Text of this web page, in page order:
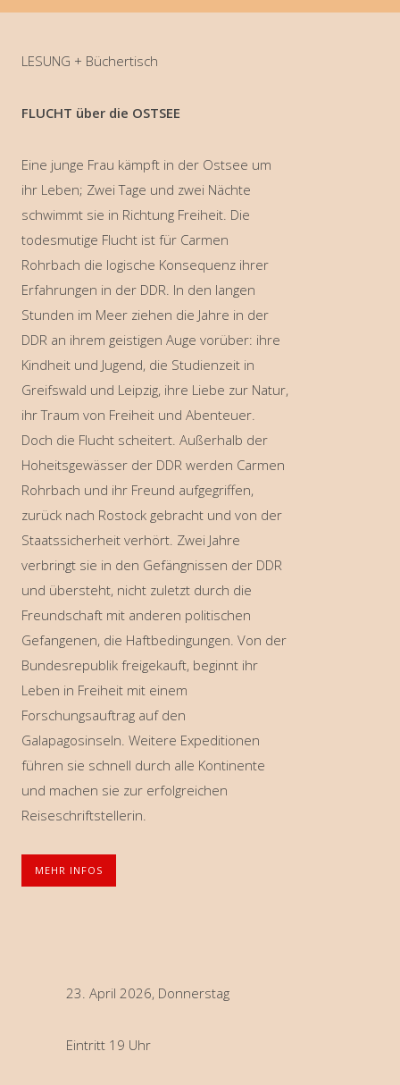
LESUNG + Büchertisch
FLUCHT über die OSTSEE
Eine junge Frau kämpft in der Ostsee um
ihr Leben; Zwei Tage und zwei Nächte
schwimmt sie in Richtung Freiheit. Die
todesmutige Flucht ist für Carmen
Rohrbach die logische Konsequenz ihrer
Erfahrungen in der DDR. In den langen
Stunden im Meer ziehen die Jahre in der
DDR an ihrem geistigen Auge vorüber: ihre
Kindheit und Jugend, die Studienzeit in
Greifswald und Leipzig, ihre Liebe zur Natur,
ihr Traum von Freiheit und Abenteuer.
Doch die Flucht scheitert. Außerhalb der
Hoheitsgewässer der DDR werden Carmen
Rohrbach und ihr Freund aufgegriffen,
zurück nach Rostock gebracht und von der
Staatssicherheit verhört. Zwei Jahre
verbringt sie in den Gefängnissen der DDR
und übersteht, nicht zuletzt durch die
Freundschaft mit anderen politischen
Gefangenen, die Haftbedingungen. Von der
Bundesrepublik freigekauft, beginnt ihr
Leben in Freiheit mit einem
Forschungsauftrag auf den
Galapagosinseln. Weitere Expeditionen
führen sie schnell durch alle Kontinente
und machen sie zur erfolgreichen
Reiseschriftstellerin.
MEHR INFOS
23. April 2026, Donnerstag
Eintritt 19 Uhr